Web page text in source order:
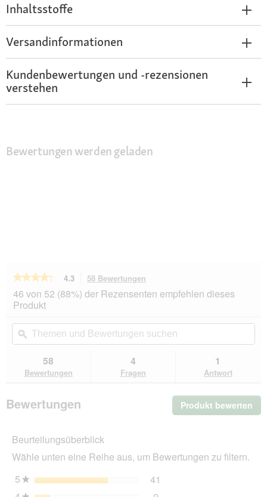
Inhaltsstoffe
Versandinformationen
Kundenbewertungen und -rezensionen
verstehen
Bewertungen werden geladen
★★★★★
★★★★★
von
5
lesen
für
Nassfutter
Hund
und
Heidelbeeren
4.3 58 Bewertungen
dieser
Aktion
du
zu
den
46 von 52 (88%) der Rezensenten empfehlen dieses
Produkt
Themen
und
Bewertungen
ϙ
58
Bewertungen
4
Fragen
1
Antwort
Bewertungen Produkt bewerten
Mit
Beurteilungsüberblick
Wähle unten eine Reihe aus, um Bewertungen zu filtern.
5★ Sterne 41